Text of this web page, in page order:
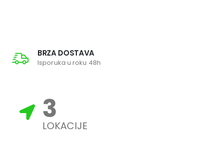
BRZA DOSTAVA
Isporuka u roku 48h
3
LOKACIJE